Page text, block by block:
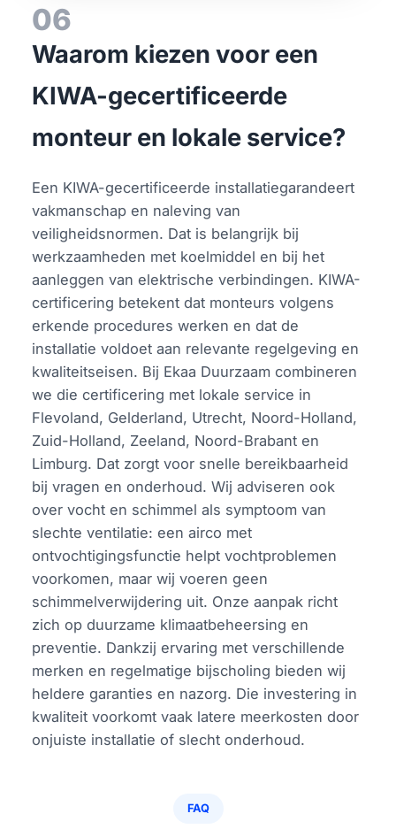
06
Waarom kiezen voor een
KIWA-gecertificeerde
monteur en lokale service?
Een KIWA-gecertificeerde installatiegarandeert
vakmanschap en naleving van
veiligheidsnormen. Dat is belangrijk bij
werkzaamheden met koelmiddel en bij het
aanleggen van elektrische verbindingen. KIWA-
certificering betekent dat monteurs volgens
erkende procedures werken en dat de
installatie voldoet aan relevante regelgeving en
kwaliteitseisen. Bij Ekaa Duurzaam combineren
we die certificering met lokale service in
Flevoland, Gelderland, Utrecht, Noord-Holland,
Zuid-Holland, Zeeland, Noord-Brabant en
Limburg. Dat zorgt voor snelle bereikbaarheid
bij vragen en onderhoud. Wij adviseren ook
over vocht en schimmel als symptoom van
slechte ventilatie: een airco met
ontvochtigingsfunctie helpt vochtproblemen
voorkomen, maar wij voeren geen
schimmelverwijdering uit. Onze aanpak richt
zich op duurzame klimaatbeheersing en
preventie. Dankzij ervaring met verschillende
merken en regelmatige bijscholing bieden wij
heldere garanties en nazorg. Die investering in
kwaliteit voorkomt vaak latere meerkosten door
onjuiste installatie of slecht onderhoud.
FAQ